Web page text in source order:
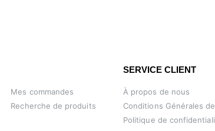
Mes commandes
Recherche de produits
SERVICE CLIENT
À propos de nous
Conditions Générales
Politique de